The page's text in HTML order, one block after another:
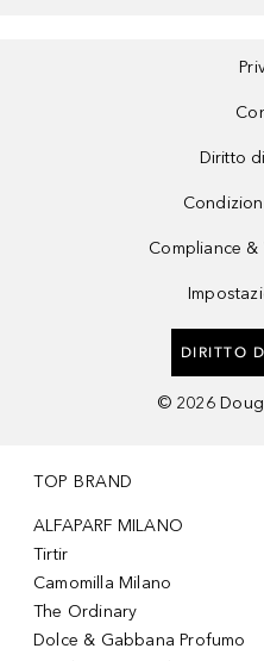
Diritto
Compliance
DIRITTO
© 2026
TOP BRAND
ALFAPARF MILANO
Tirtir
Camomilla Milano
The Ordinary
Dolce & Gabbana Profumo